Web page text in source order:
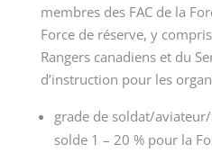
membres des FAC de la
Force de réserve, y
Rangers canadiens et du
d’instruction pour les
grade de soldat/
solde 1 – 20 %pour la